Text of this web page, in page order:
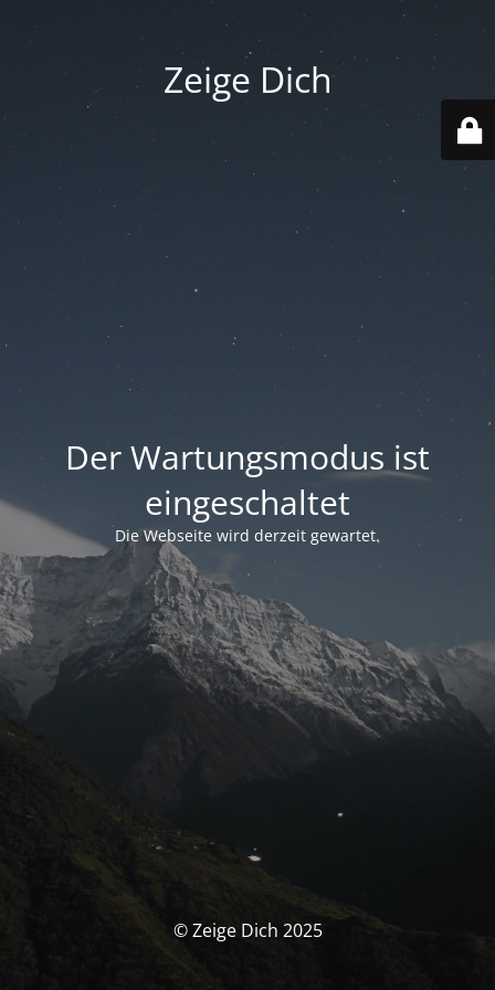
Zeige Dich
Der Wartungsmodus ist
eingeschaltet
Die Webseite wird derzeit gewartet.
© Zeige Dich 2025